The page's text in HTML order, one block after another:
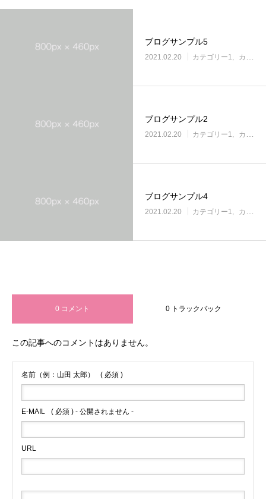
ブログサンプル5
2021.02.20 カテゴリー1 カテゴリー2
ブログサンプル2
2021.02.20 カテゴリー1 カテゴリー2
ブログサンプル4
2021.02.20 カテゴリー1 カテゴリー2
0 コメント 0 トラックバック
この記事へのコメントはありません。
名前（例：山田 太郎） ( 必須 )
E-MAIL ( 必須 ) - 公開されません -
URL